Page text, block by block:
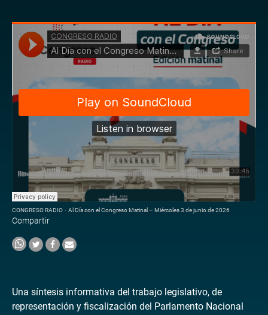
CONGRESO RADIO · Al Día con el Congreso Matinal – Miércoles 3 de junio de 2026
Compartir
Una síntesis informativa del trabajo legislativo, de
representación y fiscalización del Parlamento Nacional